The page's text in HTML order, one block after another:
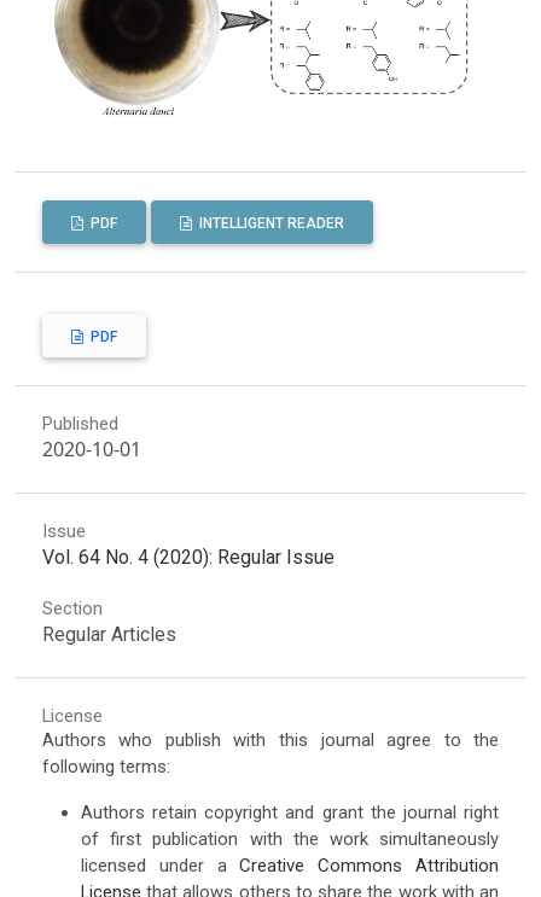
PDF INTELLIGENT READER
PDF
Published
2020-10-01
Issue
Vol. 64 No. 4 (2020): Regular Issue
Section
Regular Articles
License
Authors who publish with this journal agree to the
following terms:
Authors retain copyright and grant the journal right
of first publication with the work simultaneously
licensed under aCreative Commons Attribution
License that allows others to share the work with an